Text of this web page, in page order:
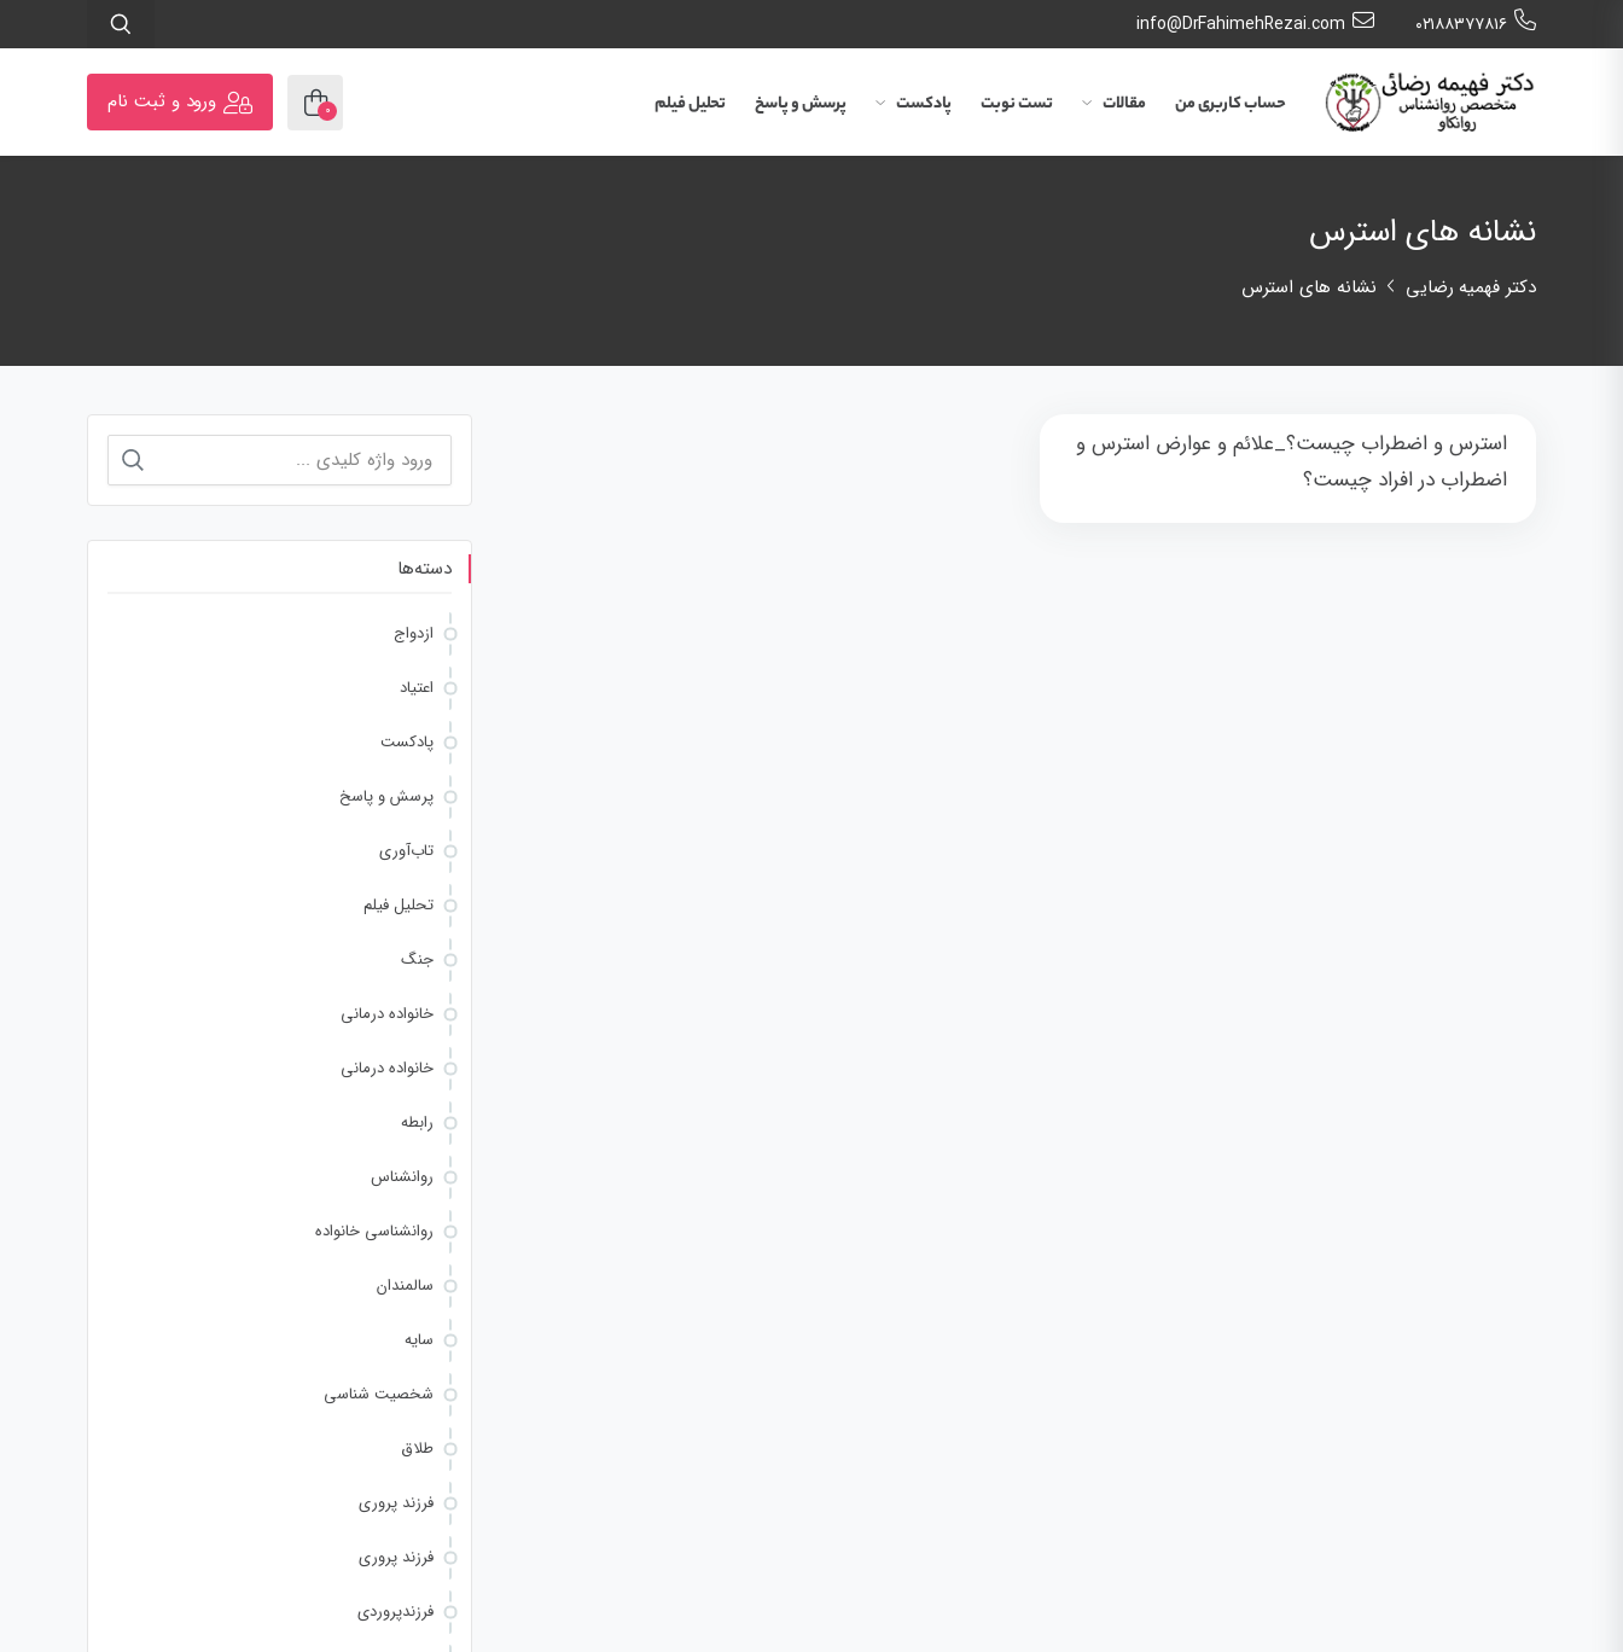
٠٢١٨٨٣٧٧٨١٦ info@DrFahimehRezai.com
حساب کاربری من مقالات تست نوبت پادکست پرسش و پاسخ تحلیل فیلم ۰ ورود و ثبت نام
نشانه های استرس
دکتر فهمیه رضایی نشانه های استرس
استرس و اضطراب چیست؟_علائم و عوارض استرس و
اضطراب در افراد چیست؟
جستجو
برای:
دسته‌ها
ازدواج
اعتیاد
پادکست
پرسش و پاسخ
تاب‌آوری
تحلیل فیلم
جنگ
خانواده درمانی
خانواده درمانی
رابطه
روانشناس
روانشناسی خانواده
سالمندان
سایه
شخصیت شناسی
طلاق
فرزند پروری
فرزند پروری
فرزندپروردی